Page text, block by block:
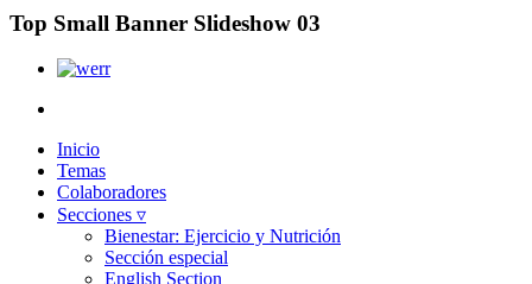
Top Small Banner Slideshow 03
Inicio
Temas
Colaboradores
Secciones ▿
Bienestar: Ejercicio y Nutrición
Sección especial
English Section